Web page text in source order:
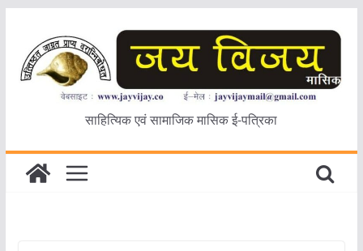
content
साहित्यिक एवं सामाजिक मासिक ई-पत्रिका